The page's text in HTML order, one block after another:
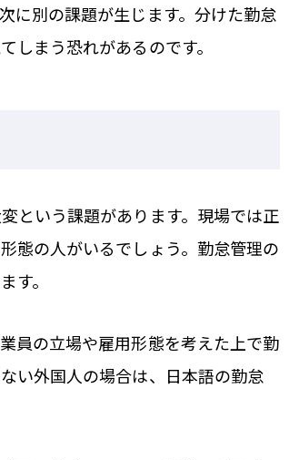
に別の課題が生じます。分けた勤怠
しまう恐れがあるのです。
という課題があります。現場では正
態の人がいるでしょう。勤怠管理の
す。
員の立場や雇用形態を考えた上で勤
い外国人の場合は、日本語の勤怠